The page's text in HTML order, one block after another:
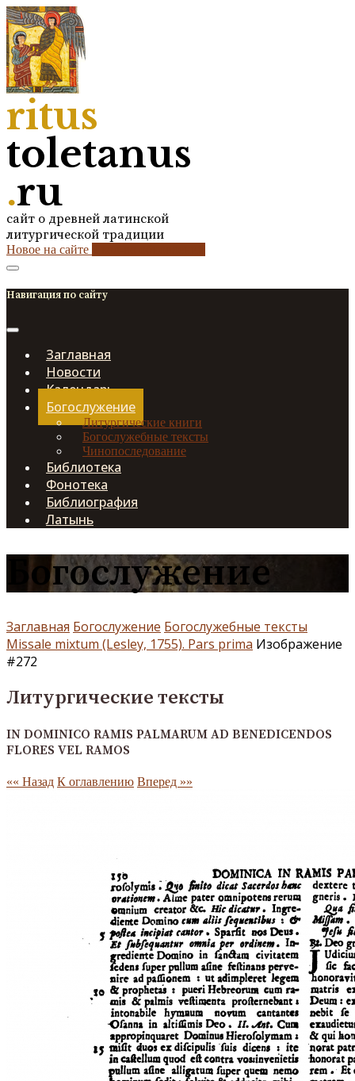
ritus
toletanus
.ru
сайт о древней латинской
литургической традиции
Новое на сайте
Навигация по сайту
Заглавная
Новости
Календарь
Богослужение
Литургические книги
Богослужебные тексты
Чинопоследование
Библиотека
Фонотека
Библиография
Латынь
Богослужение
Заглавная Богослужение Богослужебные тексты
Missale mixtum (Lesley, 1755). Pars prima Изображение
#272
Литургические тексты
IN DOMINICO RAMIS PALMARUM AD BENEDICENDOS
FLORES VEL RAMOS
«« Назад К оглавлению Вперед »»